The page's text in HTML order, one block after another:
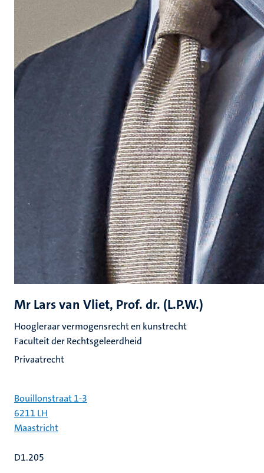
Mr Lars van Vliet, Prof. dr. (L.P.W.)
Hoogleraar vermogensrecht en kunstrecht
Faculteit der Rechtsgeleerdheid
Privaatrecht
Bouillonstraat 1-3
6211 LH
Maastricht
D1.205